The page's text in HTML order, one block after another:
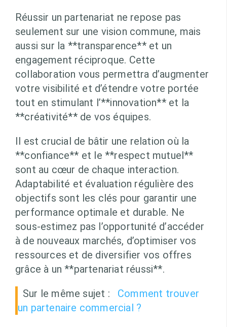
Réussir un partenariat ne repose pas
seulement sur une vision commune, mais
aussi sur la **transparence** et un
engagement réciproque. Cette
collaboration vous permettra d’augmenter
votre visibilité et d’étendre votre portée
tout en stimulant l’**innovation** et la
**créativité** de vos équipes.
Il est crucial de bâtir une relation où la
**confiance** et le **respect mutuel**
sont au cœur de chaque interaction.
Adaptabilité et évaluation régulière des
objectifs sont les clés pour garantir une
performance optimale et durable. Ne
sous-estimez pas l’opportunité d’accéder
à de nouveaux marchés, d’optimiser vos
ressources et de diversifier vos offres
grâce à un **partenariat réussi**.
Sur le même sujet :
Comment trouver
un partenaire commercial ?